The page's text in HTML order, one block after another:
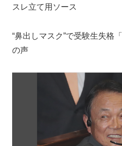
スレ立て用ソース
“鼻出しマスク”で受験生失格
の声